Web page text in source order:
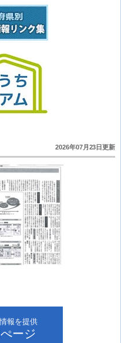
2026年07月23日更新
報を提供
ージ